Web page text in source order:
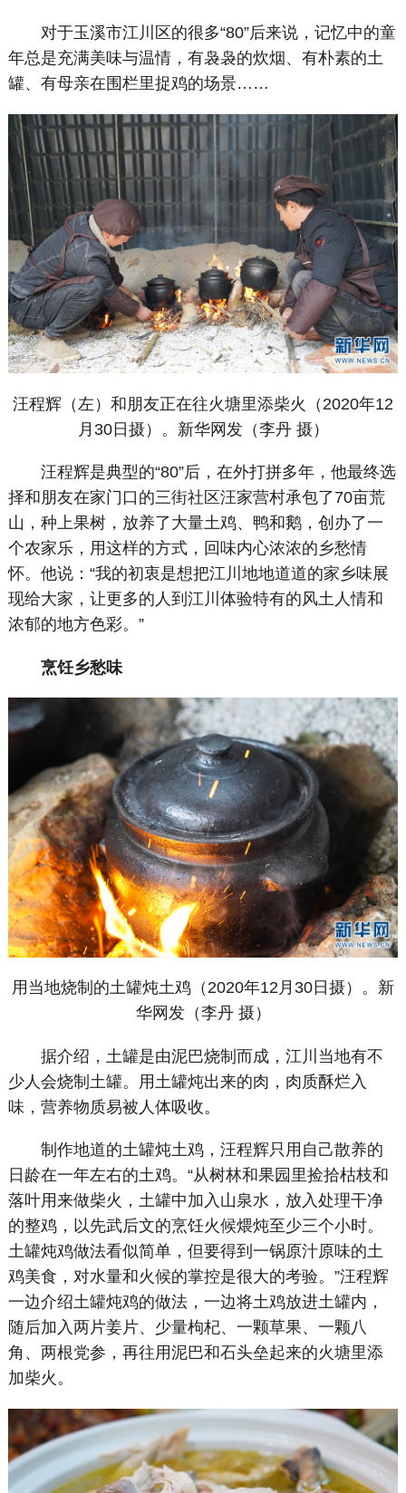
对于玉溪市江川区的很多“80”后来说，记忆中的童
年总是充满美味与温情，有袅袅的炊烟、有朴素的土
罐、有母亲在围栏里捉鸡的场景……
汪程辉（左）和朋友正在往火塘里添柴火（2020年12
月30日摄）。新华网发（李丹 摄）
汪程辉是典型的“80”后，在外打拼多年，他最终选
择和朋友在家门口的三街社区汪家营村承包了70亩荒
山，种上果树，放养了大量土鸡、鸭和鹅，创办了一
个农家乐，用这样的方式，回味内心浓浓的乡愁情
怀。他说：“我的初衷是想把江川地地道道的家乡味展
现给大家，让更多的人到江川体验特有的风土人情和
浓郁的地方色彩。”
烹饪乡愁味
用当地烧制的土罐炖土鸡（2020年12月30日摄）。新
华网发（李丹 摄）
据介绍，土罐是由泥巴烧制而成，江川当地有不
少人会烧制土罐。用土罐炖出来的肉，肉质酥烂入
味，营养物质易被人体吸收。
制作地道的土罐炖土鸡，汪程辉只用自己散养的
日龄在一年左右的土鸡。“从树林和果园里捡拾枯枝和
落叶用来做柴火，土罐中加入山泉水，放入处理干净
的整鸡，以先武后文的烹饪火候煨炖至少三个小时。
土罐炖鸡做法看似简单，但要得到一锅原汁原味的土
鸡美食，对水量和火候的掌控是很大的考验。”汪程辉
一边介绍土罐炖鸡的做法，一边将土鸡放进土罐内，
随后加入两片姜片、少量枸杞、一颗草果、一颗八
角、两根党参，再往用泥巴和石头垒起来的火塘里添
加柴火。